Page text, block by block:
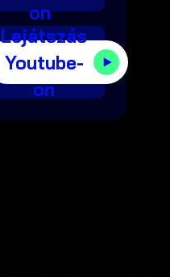
on
Lejátszás
Youtube-
on